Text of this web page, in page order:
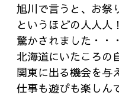
旭川で言うと、お祭
というほどの人人人！
驚かされました・・・
北海道にいたころの
関東に出る機会を与
仕事も遊びも楽しん